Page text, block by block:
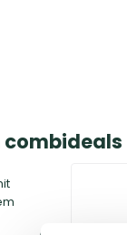
combideals